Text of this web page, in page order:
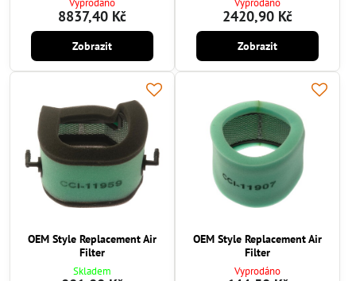
Vyprodáno
8837,40 Kč
Zobrazit
Vyprodáno
2420,90 Kč
Zobrazit
OEM Style Replacement Air
Filter
Skladem
OEM Style Replacement Air
Filter
Vyprodáno